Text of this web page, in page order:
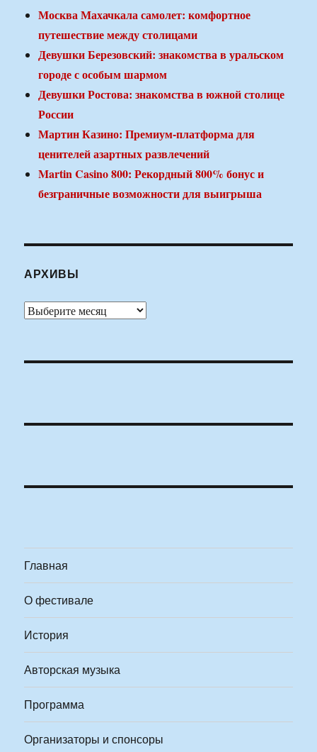
Москва Махачкала самолет: комфортное
путешествие между столицами
Девушки Березовский: знакомства в уральском
городе с особым шармом
Девушки Ростова: знакомства в южной столице
России
Мартин Казино: Премиум-платформа для
ценителей азартных развлечений
Martin Casino 800: Рекордный 800% бонус и
безграничные возможности для выигрыша
АРХИВЫ
Архивы
Главная
О фестивале
История
Авторская музыка
Программа
Организаторы и спонсоры